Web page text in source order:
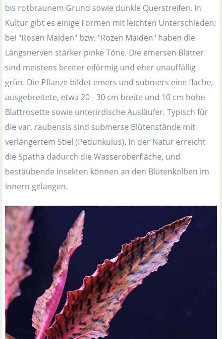
bis rotbraunem Grund sowie dunkle Querstreifen. In
Kultur gibt es einige Formen mit leichten Unterschieden;
bei "Rosen Maiden" bzw. "Rozen Maiden" haben die
Längsnerven stärker pinke Töne. Die emersen Blätter
sind meistens breiter eiförmig und eher unauffällig
grün. Die Pflanze bildet emers und submers eine flache,
ausgebreitete, etwa 20 - 30 cm breite und 10 cm hohe
Blattrosette sowie unterirdische Ausläufer. Typisch für
die var. raubensis sind submerse Blütenstände mit
verlängertem Stiel (Pedunkulus). In der Natur erreicht
die Spatha dadurch die Wasseroberfläche, und
bestäubende Insekten können an den Blütenkolben im
Innern gelangen.